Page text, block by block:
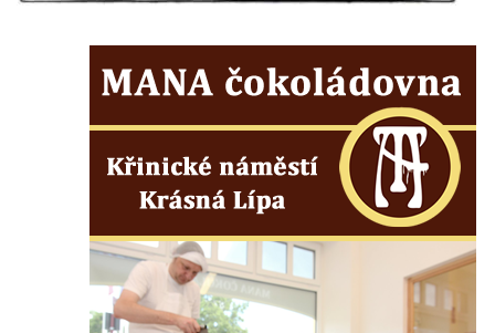
Budějovicích
Socha žáby u rybníčku na Náměstí v
Kamenném Újezdě
Pamětní kámen družebních obcí Kamenný
Újezd a Krauchthal v parku na Náměstí v
Kamenném Újezdě
Socha na náměstí J. V. Kamarýta ve
Velešíně